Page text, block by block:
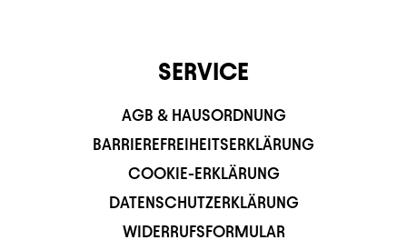
SERVICE
AGB & HAUSORDNUNG
BARRIEREFREIHEITSERKLÄRUNG
COOKIE-ERKLÄRUNG
DATENSCHUTZERKLÄRUNG
WIDERRUFSFORMULAR